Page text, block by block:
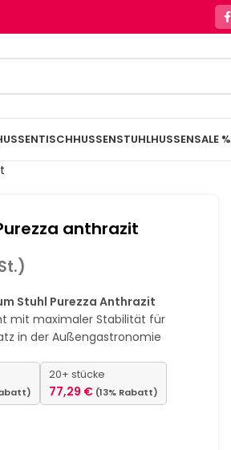
TISCHHUSSENSTUHLHUSSENSALE %
anthrazit
Stuhl Purezza Anthrazit
mit maximaler Stabilität für
in der Außengastronomie
20+ stücke
77,29 € (13% Rabatt)